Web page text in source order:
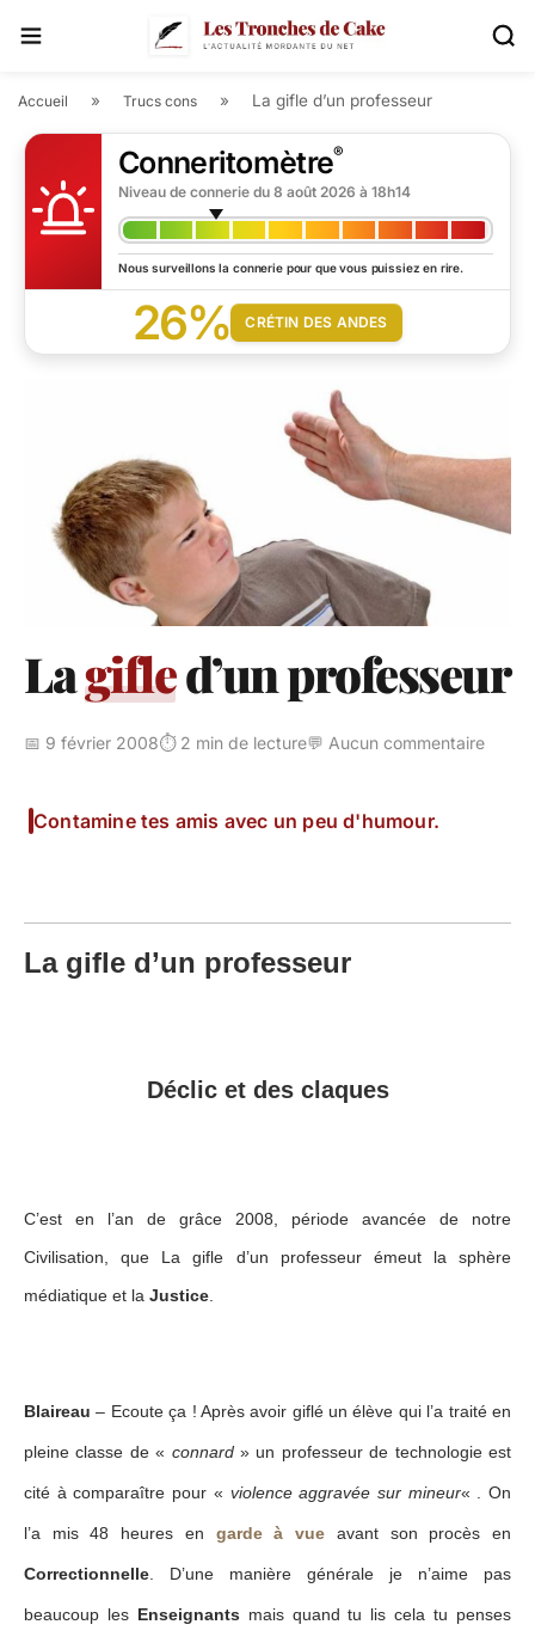
Accueil » Trucs cons » La gifle d’un professeur
Conneritomètre®
Niveau de connerie du 8 août 2026 à 18h14
Nous surveillons la connerie pour que vous puissiez en rire.
26% CRÉTIN DES ANDES
Lagifled’un professeur
📅 9 février 2008⏱️ 2 min de lecture💬 Aucun commentaire
Contamine tes amis avec un peu d'humour.
La gifle d’un professeur
Déclic et des claques
C’est en l’an de grâce 2008, période avancée de notre
Civilisation, que La gifle d’un professeur émeut la sphère
médiatique et la Justice
Blaireau – Ecoute ça ! Après avoir giflé un élève qui l’a traité en
pleine classe de « connard» un professeur de technologie est
cité à comparaître pour « violence aggravée sur mineur« . On
l’a mis 48 heures en garde à vue avant son procès en
Correctionnelle . D’une manière générale je n’aime pas
beaucoup les Enseignants mais quand tu lis cela tu penses